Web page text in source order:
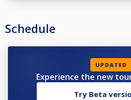
Schedule
UPDATED
Experience the new
Try Beta